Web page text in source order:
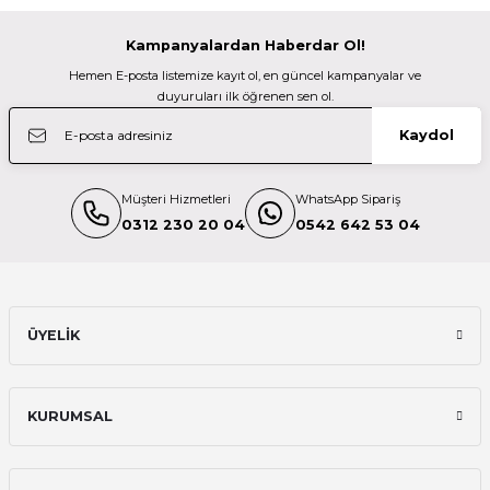
OM System
Olympus Om System Om-1 Mark 2 Body Black V210040Be000
175.151,98 TL
TÜKENDİ
OM System
Olympus Om System Om-5 Body Silver V210020Se000
Kampanyalardan Haberdar Ol!
Hemen E-posta listemize kayıt ol, en güncel kampanyalar ve
duyuruları ilk öğrenen sen ol.
Kaydol
Müşteri Hizmetleri
0312 230 20 04
WhatsApp Sipariş
0542 642 53 04
ÜYELİK
KURUMSAL